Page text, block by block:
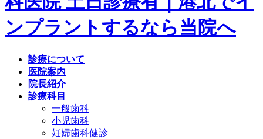
診療について
医院案内
院長紹介
診療科目
一般歯科
小児歯科
妊婦歯科健診